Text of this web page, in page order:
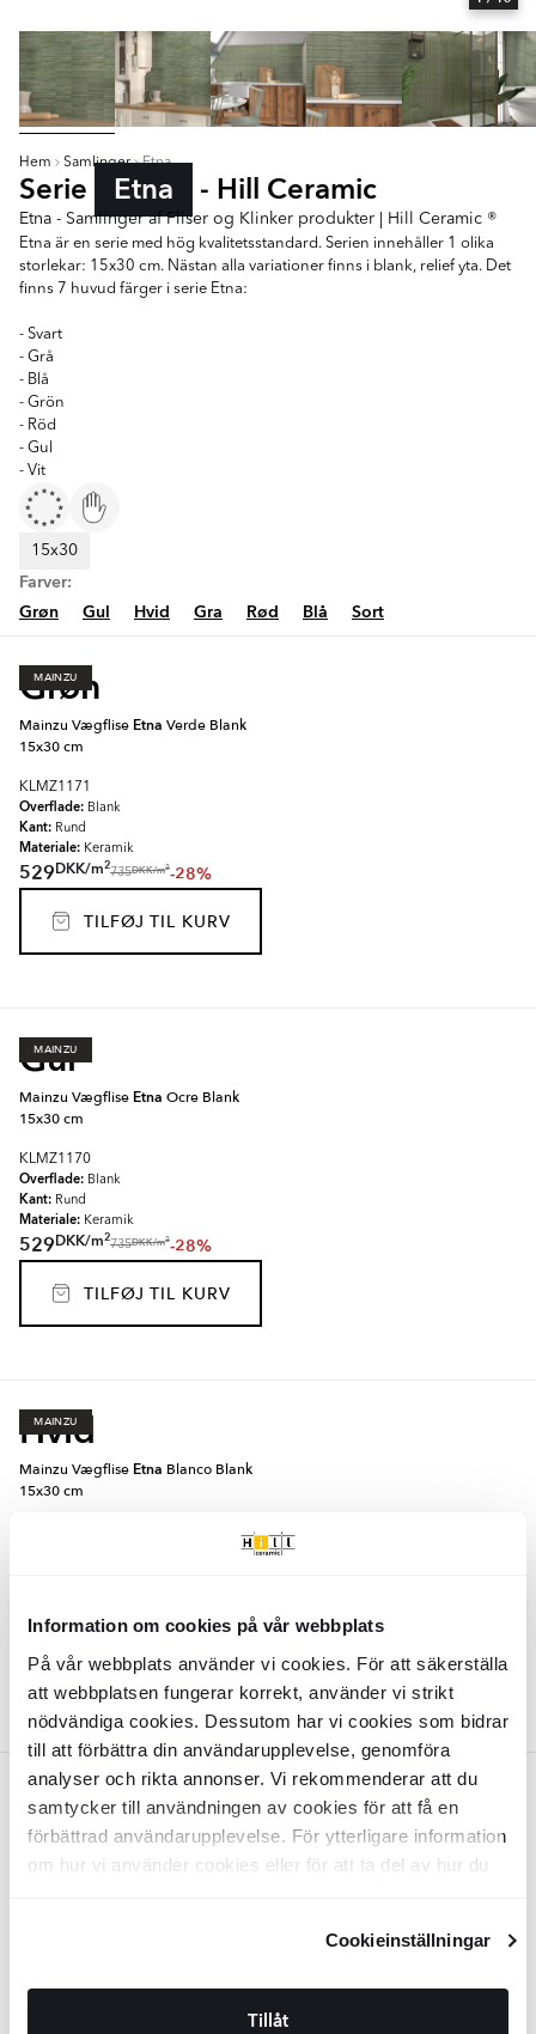
Information om cookies på vår webbplats
På vår webbplats använder vi cookies. För att säkerställa
att webbplatsen fungerar korrekt, använder vi strikt
nödvändiga cookies. Dessutom har vi cookies som bidrar
till att förbättra din användarupplevelse, genomföra
analyser och rikta annonser. Vi rekommenderar att du
samtycker till användningen av cookies för att få en
förbättrad användarupplevelse. För ytterligare information
om hur vi använder cookies eller för att ta del av hur du
Cookieinställningar
Tillåt
Hem Samlinger Etna
Serie Etna - Hill Ceramic
Etna - Samlinger af Fliser og Klinker produkter | Hill Ceramic ®
Etna är en serie med hög kvalitetsstandard. Serien innehåller 1 olika
storlekar: 15x30 cm. Nästan alla variationer finns i blank, relief yta. Det
finns 7 huvud färger i serie Etna:
- Svart
- Grå
- Blå
- Grön
- Röd
- Gul
- Vit
15x30
Farver:
Grøn
Gul Hvid Gra Rød Blå Sort
Grøn
MAINZU
Mainzu Vægflise Etna Verde Blank
15x30 cm
KLMZ1171
Overflade: Blank
Kant: Rund
Materiale: Keramik
529DKK/m2
735DKK/m2-28%
TILFØJ TIL KURV
Gul
MAINZU
Mainzu Vægflise Etna Ocre Blank
15x30 cm
KLMZ1170
Overflade: Blank
Kant: Rund
Materiale: Keramik
529DKK/m2
735DKK/m2-28%
TILFØJ TIL KURV
Hvid
MAINZU
Mainzu Vægflise Etna Blanco Blank
15x30 cm
529 -28%
TILFØJ TIL KURV
Gra
MAINZU
Mainzu VægfliseEtnaGrey Blank
15x30 cm
529DKK/m 735DKK/m -28%